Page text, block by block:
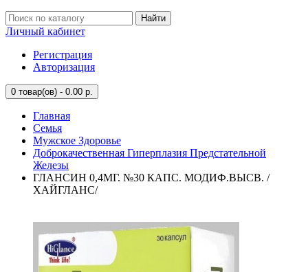
Найти
Личный кабинет
Регистрация
Авторизация
0 товар(ов) - 0.00 р.
Главная
Семья
Мужское Здоровье
Доброкачественная Гиперплазия Предстательной
Железы
ГЛАНСИН 0,4МГ. №30 КАПС. МОДИФ.ВЫСВ. /
ХАЙГЛАНС/